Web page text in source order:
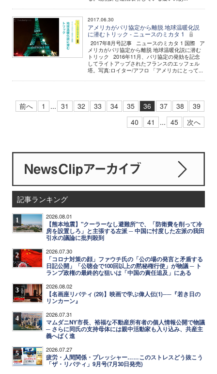
2017.06.30
アメリカがパリ協定から離脱 地球温暖化説
に潜むトリック - ニュースのミカタ 1
2017年8月号記事 ニュースのミカタ 1 国際 ア
メリカがパリ協定から離脱 地球温暖化説に潜む
トリック 2016年11月、パリ協定の発効を記念
してライトアップされたフランスのエッフェル
塔。写真:ロイター/アフロ 「アメリカにとって...
前へ 1 ... 31 32 33 34 35 36 37 38
39
40
41 ... 45 次へ
記事ランキング
1 2026.08.01
【熊本地震】"クーラーなし避難所"で、「防衛費を削って冷
房を設置しろ」と主張する左派 ─ 中国に忖度した左派の我田
引水の議論に批判殺到
2 2026.07.30
「コロナ対策の顔」ファウチ氏の「公の場の発言と矛盾する
日記公開」「公聴会で100回以上の黙秘権行使」が物議 ─ ト
ランプ政権の最終的な狙いは「中国の責任追及」にある
3 2026.08.02
【名画座リバティ (29)】映画で学ぶ偉人伝(1)──『若き日の
リンカーン』
4 2026.07.31
マムダニNY市長、裕福な不動産所有者の個人情報公開で物議
─ さらに同氏の支持母体には親中活動家も入り込み、共産主
義へばく進
5 2026.07.27
疲労・人間関係・プレッシャー……このストレスどう抜こう
「ザ・リバティ」9月号(7月30日発売)